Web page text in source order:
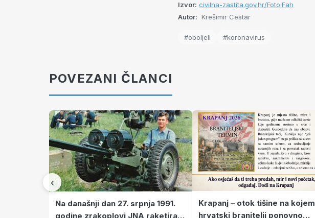
Izvor: civilna-zastita.gov.hr/Foto:Fah
Autor: Krešimir Cestar
#oboljeli #koronavirus
POVEZANI ČLANCI
‹
Na današnji dan 27. srpnja 1991.
godine zrakoplovi JNA raketirali
Krapanj – otok tišine na kojem
hrvatski branitelji ponovno